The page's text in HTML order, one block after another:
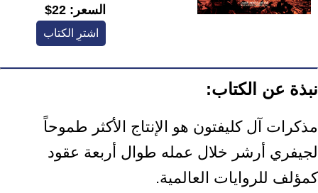
السعر: 22$
اشترِ الكتاب
نبذة عن الكتاب:
مذكرات آل كليفتون هو الإنتاج الأكثر طموحاً
لجيفري أرشر خلال عمله طوال أربعة عقود
كمؤلف للروايات العالمية.